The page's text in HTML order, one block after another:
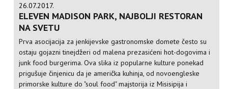
26.07.2017.
ELEVEN MADISON PARK, NAJBOLJI RESTORAN
NA SVETU
Prva asocijacija za jenkijevske gastronomske domete često su
ostaju gojazni tinejdžeri od malena prezasićeni hot-dogovima i
junk food burgerima. Ova slika iz popularne kulture ponekad
prigušuje činjenicu da je američka kuhinja, od novoengleske
primorske kulture do "soul food" majstorija iz Misisipija i